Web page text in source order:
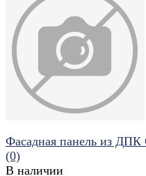
избранное сравнить
Фасадная панель из
(0)
В наличии